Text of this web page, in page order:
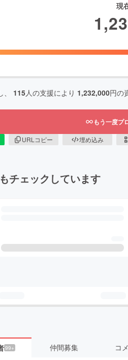
現
115人の支援により 1,232,000円の
もう一度プ
URLコピー 埋め込み
チェックしています
99+ 仲間募集 コ